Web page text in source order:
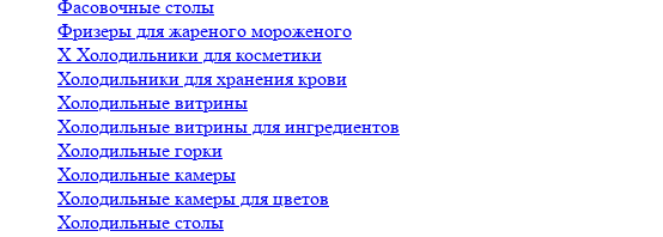
Фасовочные столы
Фризеры для жареного мороженого
Х Холодильники для косметики
Холодильники для хранения крови
Холодильные витрины
Холодильные витрины для ингредиентов
Холодильные горки
Холодильные камеры
Холодильные камеры для цветов
Холодильные столы